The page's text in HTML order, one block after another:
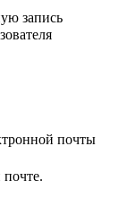
запись
почты